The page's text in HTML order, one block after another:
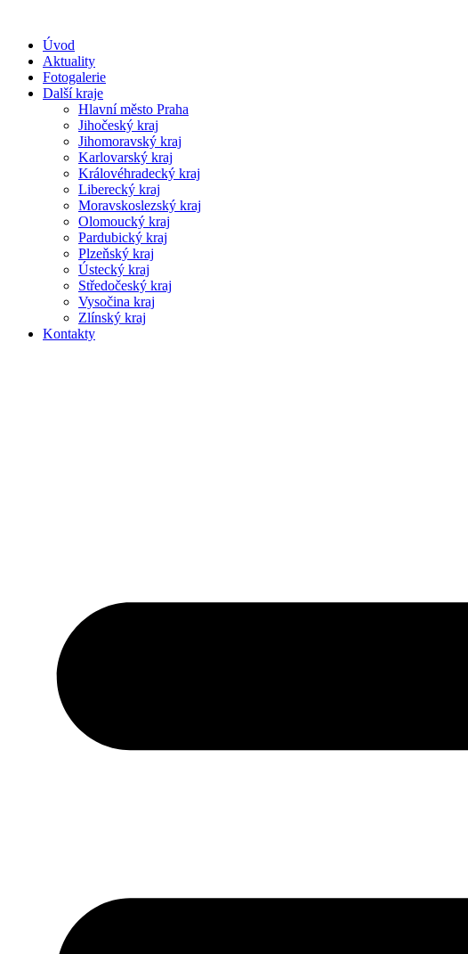
Úvod
Aktuality
Fotogalerie
Další kraje
Hlavní město Praha
Jihočeský kraj
Jihomoravský kraj
Karlovarský kraj
Královéhradecký kraj
Liberecký kraj
Moravskoslezský kraj
Olomoucký kraj
Pardubický kraj
Plzeňský kraj
Ústecký kraj
Středočeský kraj
Vysočina kraj
Zlínský kraj
Kontakty